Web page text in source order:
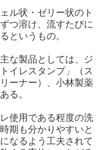
ル状・ゼリー状のト
つ溶け、流すたびに
というもの。
な製品としては、ジ
イレスタンプ」（ス
ーナー）、小林製薬
る。
使用である程度の洗
期も分かりやすいと
なるよう工夫されて